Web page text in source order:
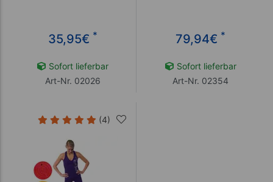
35,95€ *
Sofort lieferbar
Art-Nr. 02026
79,94€ *
Sofort lieferbar
Art-Nr. 02354
(4)